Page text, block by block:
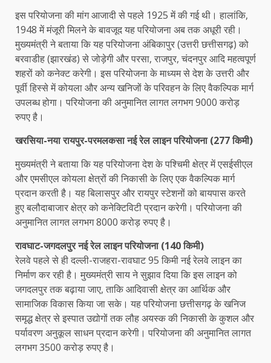
इस परियोजना की मांग आजादी से पहले 1925 में की गई थी। हालांकि,
1948 में मंजूरी मिलने के बावजूद यह परियोजना अब तक अधूरी रही।
मुख्यमंत्री ने बताया कि यह परियोजना अंबिकापुर (उत्तरी छत्तीसगढ़) को
बरवाडीह (झारखंड) से जोड़ेगी और परसा, राजपुर, चंदनपुर आदि महत्वपूर्ण
शहरों को कनेक्ट करेगी। इस परियोजना के माध्यम से देश के उत्तरी और
पूर्वी हिस्से में कोयला और अन्य खनिजों के परिवहन के लिए वैकल्पिक मार्ग
उपलब्ध होगा। परियोजना की अनुमानित लागत लगभग 9000 करोड़
रुपए है।
खरसिया-नया रायपुर-परमलकसा नई रेल लाइन परियोजना (277 किमी)
मुख्यमंत्री ने बताया कि यह परियोजना देश के पश्चिमी क्षेत्र में एसईसीएल
और एमसीएल कोयला क्षेत्रों की निकासी के लिए एक वैकल्पिक मार्ग
प्रदान करती है। यह बिलासपुर और रायपुर स्टेशनों को बायपास करते
हुए बलौदाबाजार क्षेत्र को कनेक्टिविटी प्रदान करेगी। परियोजना की
अनुमानित लागत लगभग 8000 करोड़ रुपए है।
रावघाट-जगदलपुर नई रेल लाइन परियोजना (140 किमी)
रेलवे पहले से ही दल्ली-राजहरा-रावघाट 95 किमी नई रेलवे लाइन का
निर्माण कर रही है। मुख्यमंत्री साय ने सुझाव दिया कि इस लाइन को
जगदलपुर तक बढ़ाया जाए, ताकि आदिवासी क्षेत्र का आर्थिक और
सामाजिक विकास किया जा सके। यह परियोजना छत्तीसगढ़ के खनिज
समृद्ध क्षेत्र से इस्पात उद्योगों तक लौह अयस्क की निकासी के कुशल और
पर्यावरण अनुकूल साधन प्रदान करेगी। परियोजना की अनुमानित लागत
लगभग 3500 करोड़ रुपए है।